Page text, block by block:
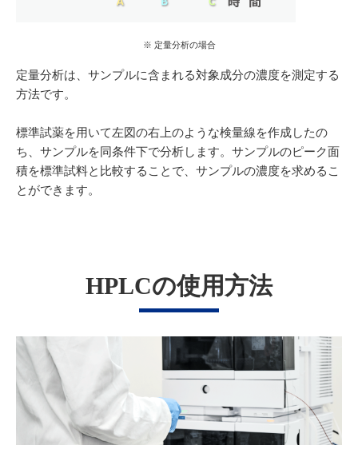
※ 定量分析の場合
定量分析は、サンプルに含まれる対象成分の濃度を測定する
方法です。
標準試薬を用いて左図の右上のような検量線を作成したの
ち、サンプルを同条件下で分析します。サンプルのピーク面
積を標準試料と比較することで、サンプルの濃度を求めるこ
とができます。
HPLCの使用方法